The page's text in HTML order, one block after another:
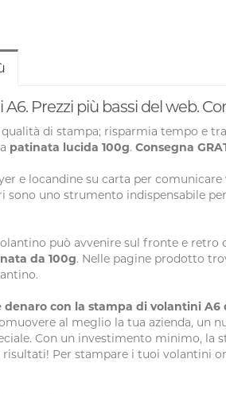
Prezzi più bassi del web.
di stampa; risparmia tempo e
patinata lucida 100g. Consegna
e locandine su carta per
uno strumento indispensabile
può avvenire sul fronte e
da 100g. Nelle pagine prodotto
denaro con la stampa di volantini
al meglio la tua azienda, un
Con un investimento minimo,
Per stampare i tuoi volantini